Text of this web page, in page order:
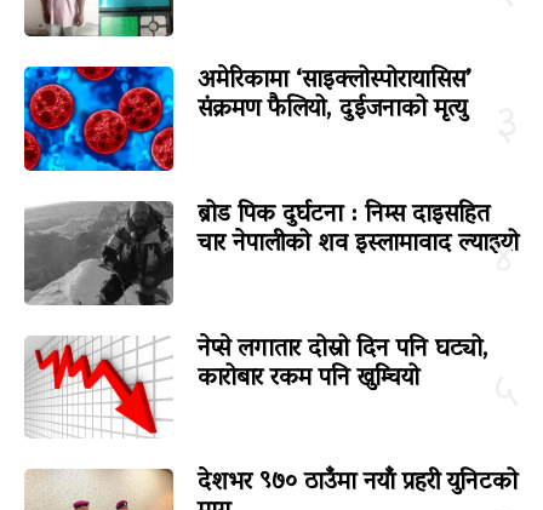
अमेरिकामा ‘साइक्लोस्पोरायासिस’
संक्रमण फैलियो, दुईजनाको मृत्यु
४
ब्रोड पिक दुर्घटना : निम्स दाइसहित
चार नेपालीको शव इस्लामावाद ल्याइयो
नेप्से लगातार दोस्रो दिन पनि घट्यो,
कारोबार रकम पनि खुम्चियो
देशभर ९७० ठाउँमा नयाँ प्रहरी युनिटको